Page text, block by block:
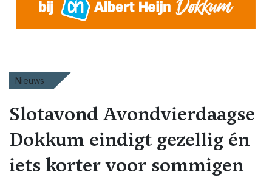
Nieuws
Slotavond Avondvierdaagse
Dokkum eindigt gezellig én
iets korter voor sommigen